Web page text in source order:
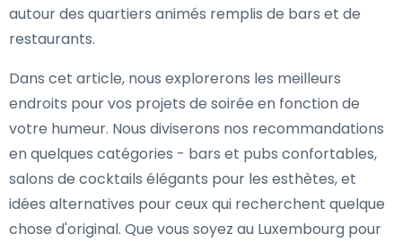
autour des quartiers animés remplis de bars et de
restaurants.
Dans cet article, nous explorerons les meilleurs
endroits pour vos projets de soirée en fonction de
votre humeur. Nous diviserons nos recommandations
en quelques catégories - bars et pubs confortables,
salons de cocktails élégants pour les esthètes, et
idées alternatives pour ceux qui recherchent quelque
chose d'original. Que vous soyez au Luxembourg pour